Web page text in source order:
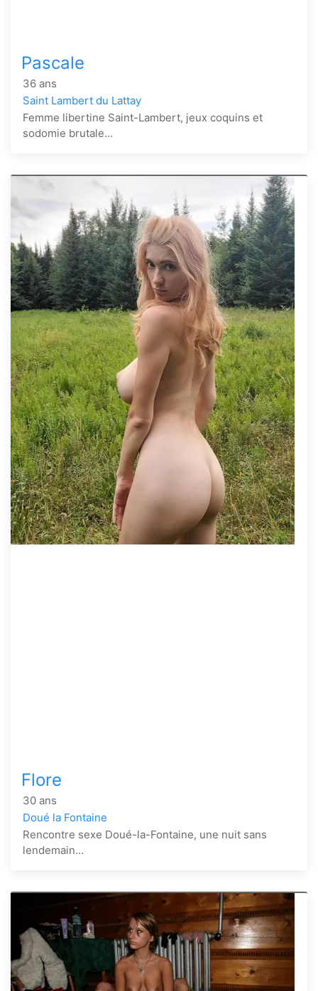
Pascale
36 ans
Saint Lambert du Lattay
Femme libertine Saint-Lambert, jeux coquins et
sodomie brutale...
Flore
30 ans
Doué la Fontaine
Rencontre sexe Doué-la-Fontaine, une nuit sans
lendemain...